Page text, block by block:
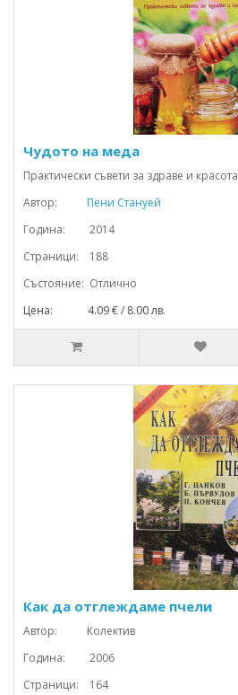
Чудото на меда
Практически съвети за здраве и красота
Автор:
Пени Стануей
Година: 2014
Страници: 188
Състояние: Отлично
Цена: 4.09 € / 8.00 лв.
Как да отглеждаме пчели
Автор: Колектив
Година: 2006
Страници: 164